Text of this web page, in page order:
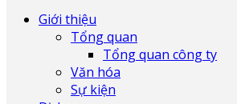
Giới thiệu
Tổng quan
Tổng quan công ty
Văn hóa
Sự kiện